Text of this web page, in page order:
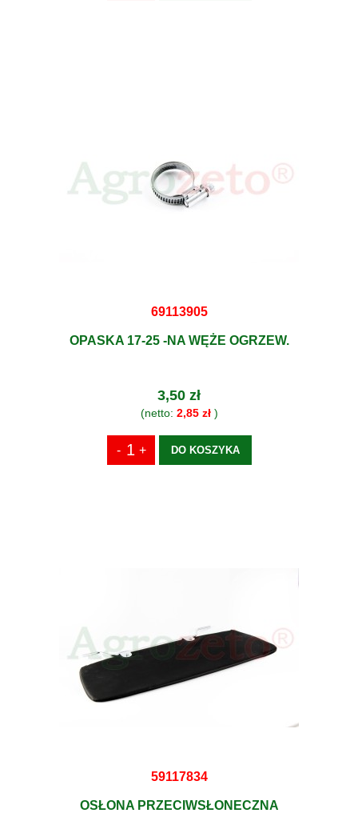
69113905
OPASKA 17-25 -NA WĘŻE OGRZEW.
3,50 zł
(netto: 2,85 zł)
DO KOSZYKA
59117834
OSŁONA PRZECIWSŁONECZNA